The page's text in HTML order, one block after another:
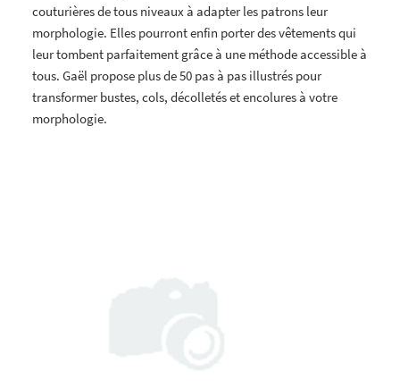
couturières de tous niveaux à adapter les patrons leur
morphologie. Elles pourront enfin porter des vêtements qui
leur tombent parfaitement grâce à une méthode accessible à
tous. Gaël propose plus de 50 pas à pas illustrés pour
transformer bustes, cols, décolletés et encolures à votre
morphologie.